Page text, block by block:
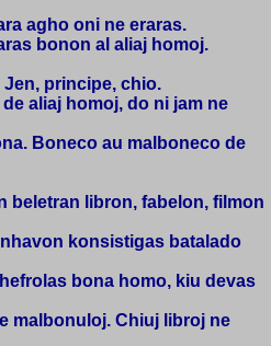
agho oni ne eraras.
bonon al aliaj homoj.
Jen, principe, chio.
aliaj homoj, do ni jam ne
Boneco au malboneco de
beletran libron, fabelon, filmon
konsistigas batalado
bona homo, kiu devas
malbonuloj. Chiuj libroj ne